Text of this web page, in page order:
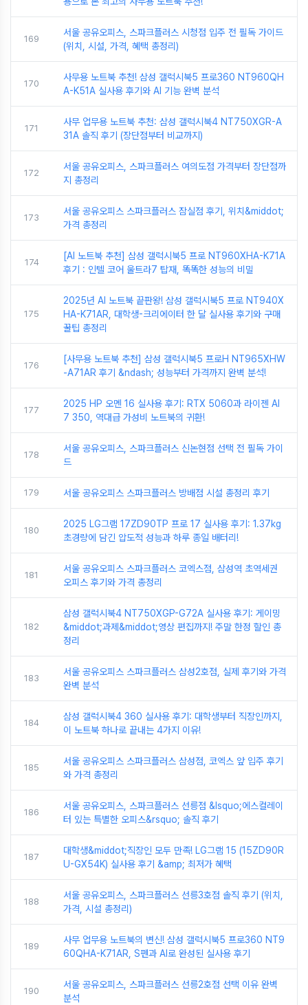
169
서울 공유오피스, 스파크플러스 시청점 입주 전 필독 가이드
(위치, 시설, 가격, 혜택 총정리)
170
사무용 노트북 추천! 삼성 갤럭시북5 프로360 NT960QH
A-K51A 실사용 후기와 AI 기능 완벽 분석
171
사무 업무용 노트북 추천: 삼성 갤럭시북4 NT750XGR-A
31A 솔직 후기 (장단점부터 비교까지)
172
서울 공유오피스, 스파크플러스 여의도점 가격부터 장단점까
지 총정리
173
서울 공유오피스 스파크플러스 잠실점 후기, 위치&middot;
가격 총정리
174
[AI 노트북 추천] 삼성 갤럭시북5 프로 NT960XHA-K71A
후기 : 인텔 코어 울트라7 탑재, 똑똑한 성능의 비밀
175
2025년 AI 노트북 끝판왕! 삼성 갤럭시북5 프로 NT940X
HA-K71AR, 대학생-크리에이터 한 달 실사용 후기와 구매
꿀팁 총정리
176
[사무용 노트북 추천] 삼성 갤럭시북5 프로H NT965XHW
-A71AR 후기 &ndash; 성능부터 가격까지 완벽 분석!
177
2025 HP 오멘 16 실사용 후기: RTX 5060과 라이젠 AI
7 350, 역대급 가성비 노트북의 귀환!
178
서울 공유오피스, 스파크플러스 신논현점 선택 전 필독 가이
드
179 서울 공유오피스 스파크플러스 방배점 시설 총정리 후기
180
2025 LG그램 17ZD90TP 프로 17 실사용 후기: 1.37kg
초경량에 담긴 압도적 성능과 하루 종일 배터리!
181
서울 공유오피스 스파크플러스 코엑스점, 삼성역 초역세권
오피스 후기와 가격 총정리
182
삼성 갤럭시북4 NT750XGP-G72A 실사용 후기: 게이밍
&middot;과제&middot;영상 편집까지! 주말 한정 할인 총
정리
183
서울 공유오피스 스파크플러스 삼성2호점, 실제 후기와 가격
완벽 분석
184
삼성 갤럭시북4 360 실사용 후기: 대학생부터 직장인까지,
이 노트북 하나로 끝내는 4가지 이유!
185
서울 공유오피스 스파크플러스 삼성점, 코엑스 앞 입주 후기
와 가격 총정리
186
서울 공유오피스, 스파크플러스 선릉점 &lsquo;에스컬레이
터 있는 특별한 오피스&rsquo; 솔직 후기
187
대학생&middot;직장인 모두 만족! LG그램 15 (15ZD90R
U-GX54K) 실사용 후기 &amp; 최저가 혜택
188
서울 공유오피스, 스파크플러스 선릉3호점 솔직 후기 (위치,
가격, 시설 총정리)
189
사무 업무용 노트북의 변신! 삼성 갤럭시북5 프로360 NT9
60QHA-K71AR, S펜과 AI로 완성된 실사용 후기
190
서울 공유오피스, 스파크플러스 선릉2호점 선택 이유 완벽
분석